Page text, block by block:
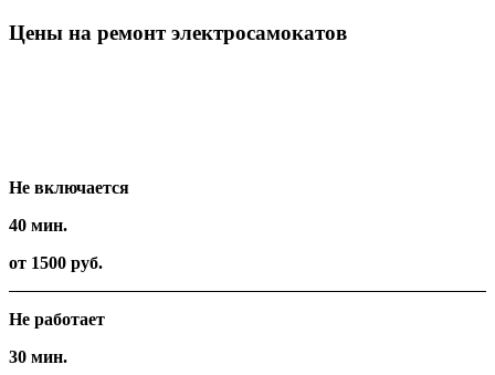
Цены на ремонт электросамокатов
Не включается
40 мин.
от 1500 руб.
Не работает
30 мин.